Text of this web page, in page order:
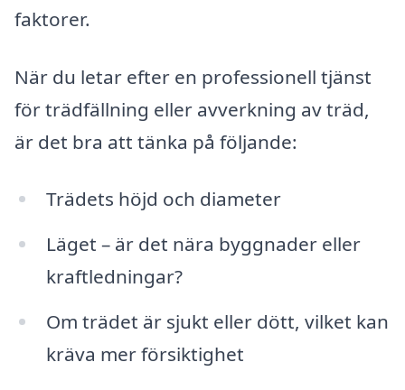
faktorer.
När du letar efter en professionell tjänst
för trädfällning eller avverkning av träd,
är det bra att tänka på följande:
Trädets höjd och diameter
Läget – är det nära byggnader eller
kraftledningar?
Om trädet är sjukt eller dött, vilket kan
kräva mer försiktighet